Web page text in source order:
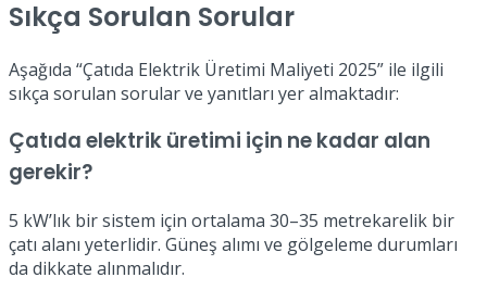
Sıkça Sorulan Sorular
Aşağıda “Çatıda Elektrik Üretimi Maliyeti 2025” ile ilgili
sıkça sorulan sorular ve yanıtları yer almaktadır:
Çatıda elektrik üretimi için ne kadar alan
gerekir?
5 kW’lık bir sistem için ortalama 30–35 metrekarelik bir
çatı alanı yeterlidir. Güneş alımı ve gölgeleme durumları
da dikkate alınmalıdır.